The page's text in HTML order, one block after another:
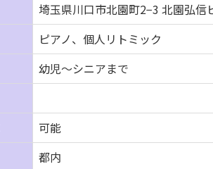
埼玉県川口市北園町2−3 北園弘信
ピアノ、個人リトミック
幼児～シニアまで
可能
都内